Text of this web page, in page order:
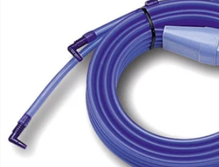
Apri supporto 0 in modalità modale